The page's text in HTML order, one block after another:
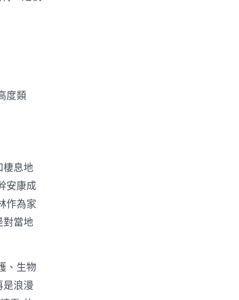
度類
棲息地
安康成
作為家
對當地
、生物
是浪漫